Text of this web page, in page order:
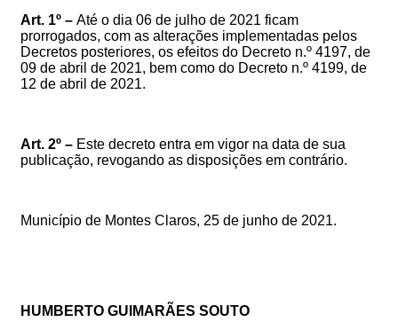
Art. 1º – Até o dia 06 de julho de 2021 ficam
prorrogados, com as alterações implementadas pelos
Decretos posteriores, os efeitos do Decreto n.º 4197, de
09 de abril de 2021, bem como do Decreto n.º 4199, de
12 de abril de 2021.
Art. 2º – Este decreto entra em vigor na data de sua
publicação, revogando as disposições em contrário.
Município de Montes Claros, 25 de junho de 2021.
HUMBERTO GUIMARÃES SOUTO